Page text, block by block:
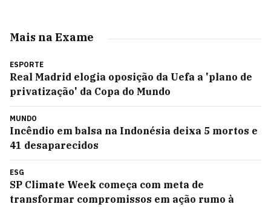
Mais na Exame
ESPORTE
Real Madrid elogia oposição da Uefa a 'plano de
privatização' da Copa do Mundo
MUNDO
Incêndio em balsa na Indonésia deixa 5 mortos e
41 desaparecidos
ESG
SP Climate Week começa com meta de
transformar compromissos em ação rumo à